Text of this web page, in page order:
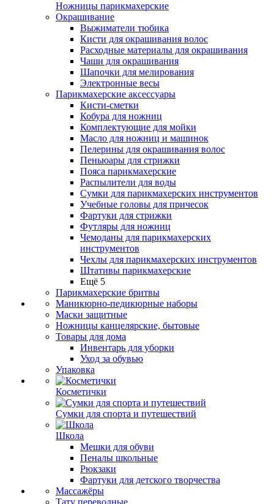
Ножницы парикмахерские
Окрашивание
Выжиматели тюбика
Кисти для окрашивания волос
Расходные материалы для окрашивания
Чаши для окрашивания
Шапочки для мелирования
Электронные весы
Парикмахерские аксессуары
Кисти-сметки
Кобура для ножниц
Комплектующие для мойки
Масло для ножниц и машинок
Пелерины для окрашивания волос
Пеньюары для стрижки
Пояса парикмахерские
Распылители для воды
Сумки для парикмахерских инструментов
Учебные головы для причесок
Фартуки для стрижки
Футляры для ножниц
Чемоданы для парикмахерских
инструментов
Чехлы для парикмахерских инструментов
Штативы парикмахерские
Ещё 5
Парикмахерские бритвы
Маникюрно-педикюрные наборы
Маски защитные
Ножницы канцелярские, бытовые
Товары для дома
Инвентарь для уборки
Уход за обувью
Упаковка
Косметички
Сумки для спорта и путешествий
Школа
Мешки для обуви
Пеналы школьные
Рюкзаки
Фартуки для детского творчества
Массажёры
Тату переводные